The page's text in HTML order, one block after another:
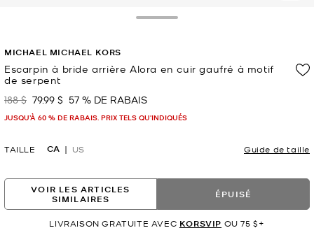
MICHAEL MICHAEL KORS
Escarpin à bride arrière Alora en cuir gaufré à motif
de serpent
était
188 $ maintenant
79.99 $ 57 % DE RABAIS
JUSQU’À 60 % DE RABAIS. PRIX TELS QU'INDIQUÉS
TAILLE CA US Guide de taille
VOIR LES ARTICLES
SIMILAIRES
ÉPUISÉ
LIVRAISON GRATUITE AVEC KORSVIP OU 75 $+